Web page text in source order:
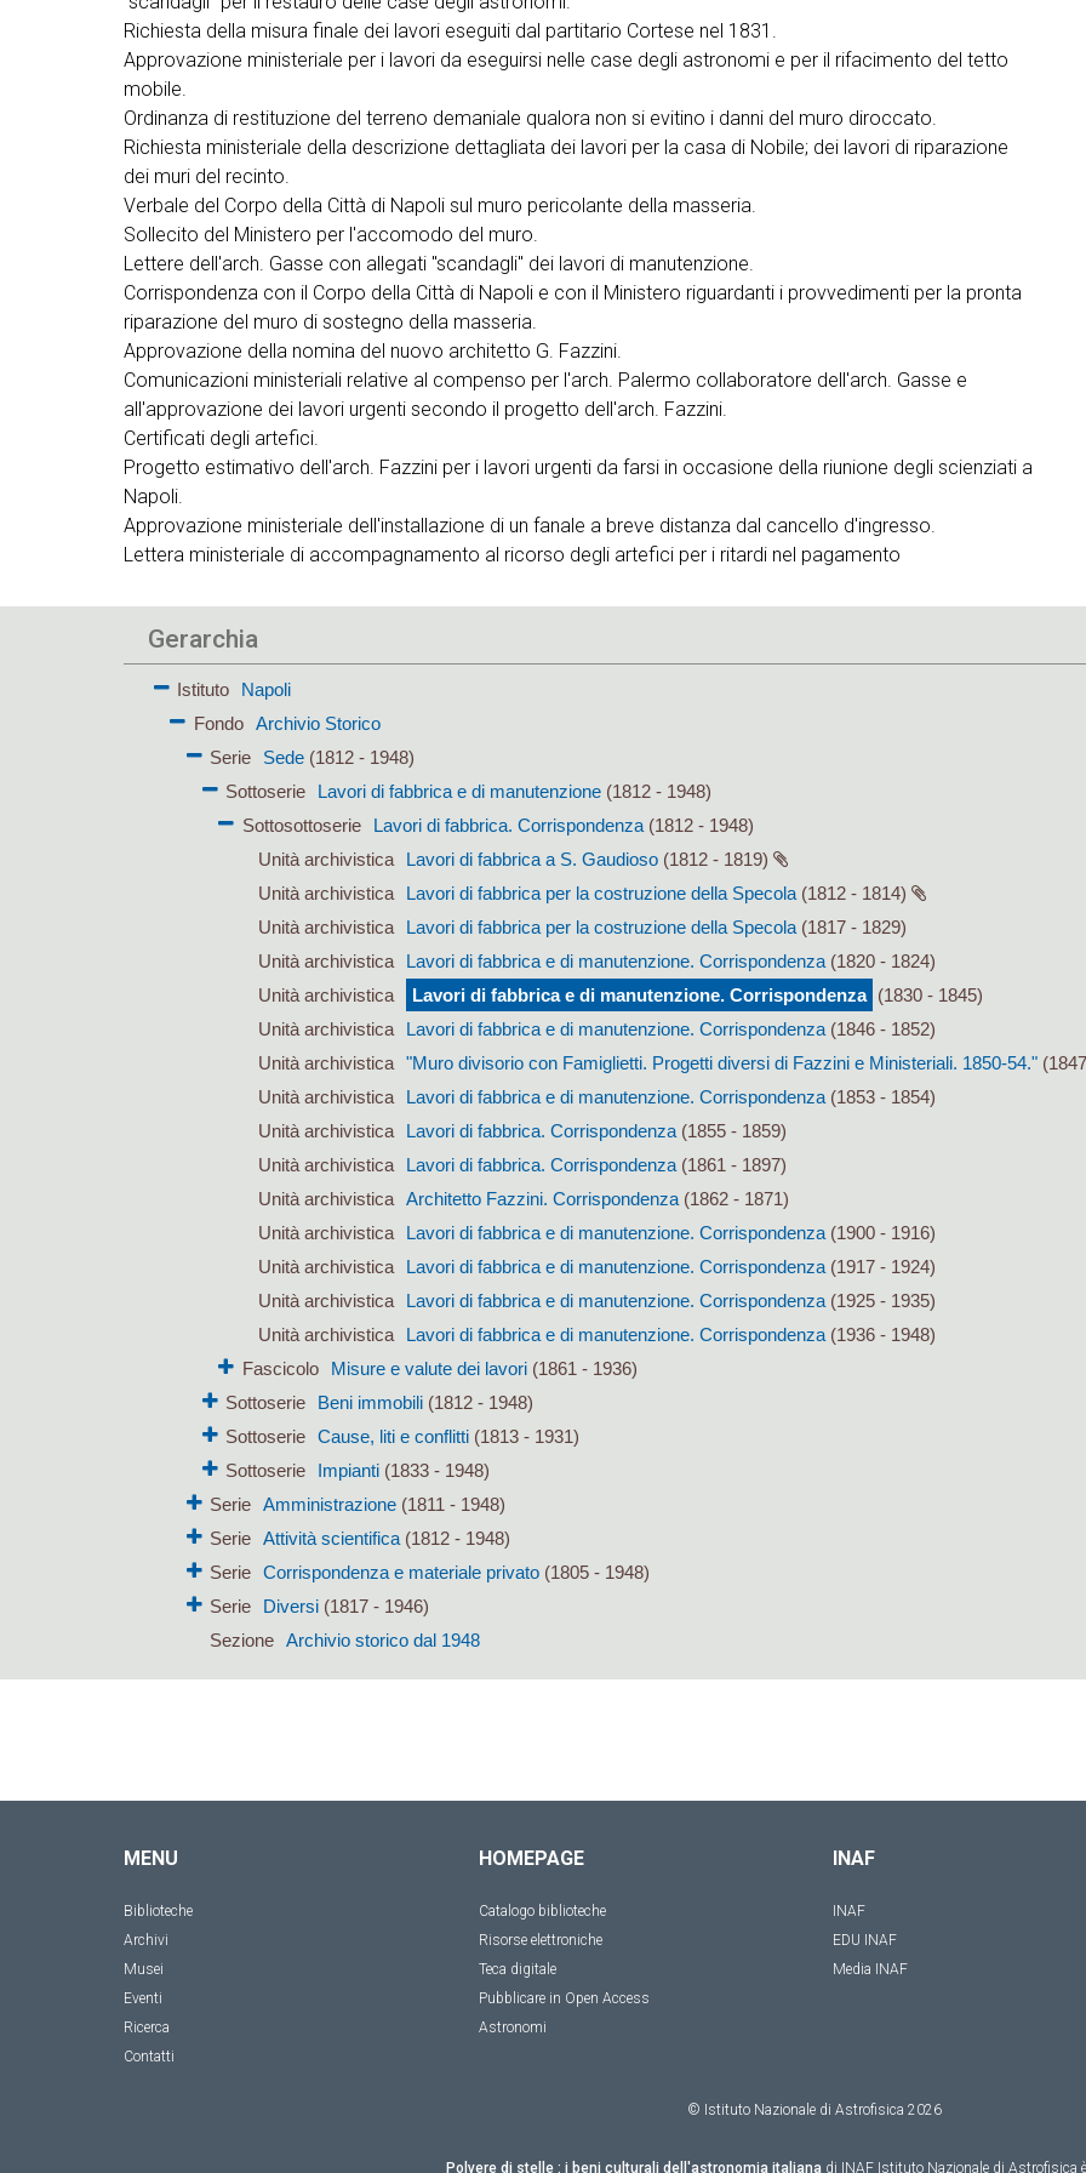
Richiesta della misura finale dei lavori eseguiti dal partitario Cortese nel 1831.
Approvazione ministeriale per i lavori da eseguirsi nelle case degli astronomi e per il rifacimento del tetto
mobile.
Ordinanza di restituzione del terreno demaniale qualora non si evitino i danni del muro diroccato.
Richiesta ministeriale della descrizione dettagliata dei lavori per la casa di Nobile; dei lavori di riparazione
dei muri del recinto.
Verbale del Corpo della Città di Napoli sul muro pericolante della masseria.
Sollecito del Ministero per l'accomodo del muro.
Lettere dell'arch. Gasse con allegati "scandagli" dei lavori di manutenzione.
Corrispondenza con il Corpo della Città di Napoli e con il Ministero riguardanti i provvedimenti per la pronta
riparazione del muro di sostegno della masseria.
Approvazione della nomina del nuovo architetto G. Fazzini.
Comunicazioni ministeriali relative al compenso per l'arch. Palermo collaboratore dell'arch. Gasse e
all'approvazione dei lavori urgenti secondo il progetto dell'arch. Fazzini.
Certificati degli artefici.
Progetto estimativo dell'arch. Fazzini per i lavori urgenti da farsi in occasione della riunione degli scienziati a
Napoli.
Approvazione ministeriale dell'installazione di un fanale a breve distanza dal cancello d'ingresso.
Lettera ministeriale di accompagnamento al ricorso degli artefici per i ritardi nel pagamento
Gerarchia
Istituto
Napoli
Fondo
Archivio Storico
Serie
Sede(1812 - 1948)
Sottoserie
Lavori di fabbrica e di manutenzione (1812 - 1948)
Sottosottoserie
Lavori di fabbrica. Corrispondenza(1812 - 1948)
Unità archivistica
Lavori di fabbrica a S. Gaudioso(1812 - 1819)
Unità archivistica
Lavori di fabbrica per la costruzione della Specola(1812 - 1814)
Unità archivistica
Lavori di fabbrica per la costruzione della Specola(1817 - 1829)
Unità archivistica
Lavori di fabbrica e di manutenzione. Corrispondenza(1820 - 1824)
Unità archivistica
Lavori di fabbrica e di manutenzione. Corrispondenza (1830 - 1845)
Unità archivistica
Lavori di fabbrica e di manutenzione. Corrispondenza(1846 - 1852)
Unità archivistica "Muro divisorio con Famiglietti. Progetti diversi di Fazzini e Ministeriali. 1850-54."
Unità archivistica
Lavori di fabbrica e di manutenzione. Corrispondenza(1853 - 1854)
Unità archivistica
Lavori di fabbrica. Corrispondenza(1855 - 1859)
Unità archivistica
Lavori di fabbrica. Corrispondenza(1861 - 1897)
Unità archivistica Architetto Fazzini. Corrispondenza(1862 - 1871)
Unità archivistica
Lavori di fabbrica e di manutenzione. Corrispondenza(1900 - 1916)
Unità archivistica
Lavori di fabbrica e di manutenzione. Corrispondenza(1917 - 1924)
Unità archivistica
Lavori di fabbrica e di manutenzione. Corrispondenza(1925 - 1935)
Unità archivistica
Lavori di fabbrica e di manutenzione. Corrispondenza(1936 - 1948)
Fascicolo
Misure e valute dei lavori(1861 - 1936)
Sottoserie
Beni immobili (1812 - 1948)
Sottoserie
Cause, liti e conflitti (1813 - 1931)
Sottoserie
Impianti (1833 - 1948)
Serie Amministrazione(1811 - 1948)
Serie Attività scientifica(1812 - 1948)
Serie Corrispondenza e materiale privato(1805 - 1948)
Serie
Diversi(1817 - 1946)
Sezione Archivio storico dal 1948
MENU
Biblioteche
Archivi
Musei
Eventi
Ricerca
Contatti
HOMEPAGE
Catalogo biblioteche
Risorse elettroniche
Teca digitale
Pubblicare in Open Access
Astronomi
INAF
INAF
EDU INAF
Media INAF
© Istituto Nazionale di Astrofisica 2026
Polvere di stelle : i beni culturali dell'astronomia italianadi INAF Istituto Nazionale di Astrofisica